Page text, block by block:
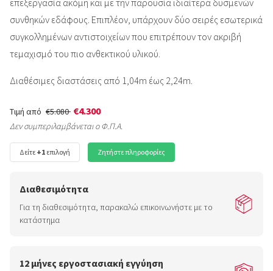
συνθηκών εδάφους. Επιπλέον, υπάρχουν δύο σειρές εσωτερικά
συγκολλημένων αντιστοιχείων που επιτρέπουν τον ακριβή
τεμαχισμό του πιο ανθεκτικού υλικού.
Διαθέσιμες διαστάσεις από 1,04m έως 2,24m.
Τιμή από €5.080 €4.300
Δεν συμπεριλαμβάνεται ο Φ.Π.Α.
Δείτε +1 επιλογή Ζητήστε πληροφορίες
Διαθεσιμότητα
Για τη διαθεσιμότητα, παρακαλώ επικοινωνήστε με το
κατάστημα
12 μήνες εργοστασιακή εγγύηση